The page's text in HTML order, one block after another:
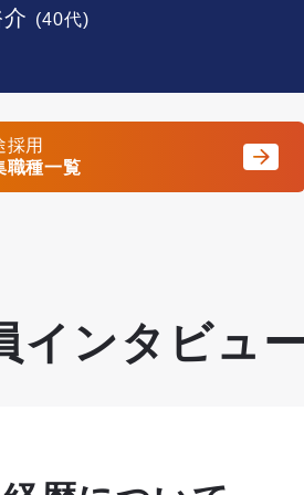
(40代)
採用
職種一覧
インタビュ